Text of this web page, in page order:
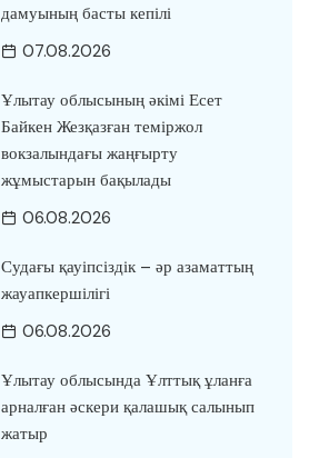
дамуының басты кепілі
07.08.2026
Ұлытау облысының әкімі Есет
Байкен Жезқазған теміржол
вокзалындағы жаңғырту
жұмыстарын бақылады
06.08.2026
Судағы қауіпсіздік – әр азаматтың
жауапкершілігі
06.08.2026
Ұлытау облысында Ұлттық ұланға
арналған әскери қалашық салынып
жатыр